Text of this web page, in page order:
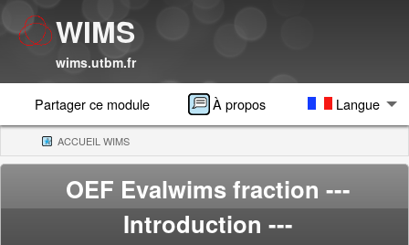
WIMS
wims.utbm.fr
Partager ce module À propos Langue
ACCUEIL WIMS(CURRENT)
OEF Evalwims fraction ---
Introduction ---